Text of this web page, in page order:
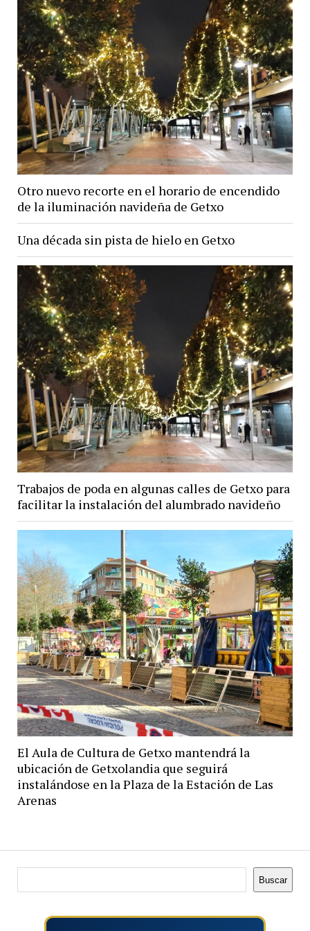
Otro nuevo recorte en el horario de encendido
de la iluminación navideña de Getxo
Una década sin pista de hielo en Getxo
Trabajos de poda en algunas calles de Getxo para
facilitar la instalación del alumbrado navideño
El Aula de Cultura de Getxo mantendrá la
ubicación de Getxolandia que seguirá
instalándose en la Plaza de la Estación de Las
Arenas
Buscar